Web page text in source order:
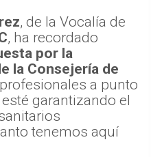
, de la Vocalía de
, ha recordado
por la
la Consejería de
a punto
garantizando el
tenemos aquí